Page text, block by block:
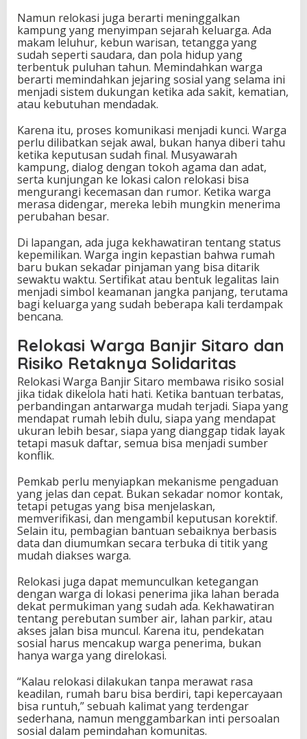
Namun relokasi juga berarti meninggalkan
kampung yang menyimpan sejarah keluarga. Ada
makam leluhur, kebun warisan, tetangga yang
sudah seperti saudara, dan pola hidup yang
terbentuk puluhan tahun. Memindahkan warga
berarti memindahkan jejaring sosial yang selama ini
menjadi sistem dukungan ketika ada sakit, kematian,
atau kebutuhan mendadak.
Karena itu, proses komunikasi menjadi kunci. Warga
perlu dilibatkan sejak awal, bukan hanya diberi tahu
ketika keputusan sudah final. Musyawarah
kampung, dialog dengan tokoh agama dan adat,
serta kunjungan ke lokasi calon relokasi bisa
mengurangi kecemasan dan rumor. Ketika warga
merasa didengar, mereka lebih mungkin menerima
perubahan besar.
Di lapangan, ada juga kekhawatiran tentang status
kepemilikan. Warga ingin kepastian bahwa rumah
baru bukan sekadar pinjaman yang bisa ditarik
sewaktu waktu. Sertifikat atau bentuk legalitas lain
menjadi simbol keamanan jangka panjang, terutama
bagi keluarga yang sudah beberapa kali terdampak
bencana.
Relokasi Warga Banjir Sitaro dan
Risiko Retaknya Solidaritas
Relokasi Warga Banjir Sitaro membawa risiko sosial
jika tidak dikelola hati hati. Ketika bantuan terbatas,
perbandingan antarwarga mudah terjadi. Siapa yang
mendapat rumah lebih dulu, siapa yang mendapat
ukuran lebih besar, siapa yang dianggap tidak layak
tetapi masuk daftar, semua bisa menjadi sumber
konflik.
Pemkab perlu menyiapkan mekanisme pengaduan
yang jelas dan cepat. Bukan sekadar nomor kontak,
tetapi petugas yang bisa menjelaskan,
memverifikasi, dan mengambil keputusan korektif.
Selain itu, pembagian bantuan sebaiknya berbasis
data dan diumumkan secara terbuka di titik yang
mudah diakses warga.
Relokasi juga dapat memunculkan ketegangan
dengan warga di lokasi penerima jika lahan berada
dekat permukiman yang sudah ada. Kekhawatiran
tentang perebutan sumber air, lahan parkir, atau
akses jalan bisa muncul. Karena itu, pendekatan
sosial harus mencakup warga penerima, bukan
hanya warga yang direlokasi.
“Kalau relokasi dilakukan tanpa merawat rasa
keadilan, rumah baru bisa berdiri, tapi kepercayaan
bisa runtuh,” sebuah kalimat yang terdengar
sederhana, namun menggambarkan inti persoalan
sosial dalam pemindahan komunitas.